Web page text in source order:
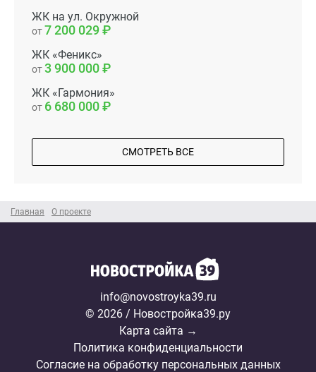
Главная О проекте
ЖК на ул. Окружной
от7 200 029
ЖК «Феникс»
от3 900 000
ЖК «Гармония»
от 6 680 000
СМОТРЕТЬ ВСЕ
info@novostroyka39.ru
© 2026 / Новостройка39.ру
Карта сайта →
Политика конфиденциальности
Согласие на обработку персональных данных